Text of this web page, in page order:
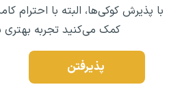
با پذیرش کوکی‌ها، البته با احترام
کمک می‌کنید تجربه بهتری
پذیرفتن
درخواست مشاوره